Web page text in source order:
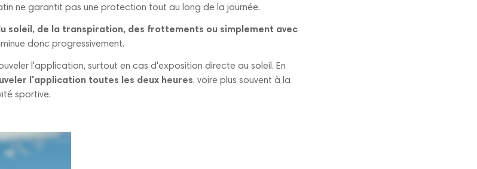
ne garantit pas une protection tout au long de la journée.
soleil, de la transpiration, des frottements ou simplement avec
donc progressivement.
l'application, surtout en cas d'exposition directe au soleil. En
l'application toutes les deux heures, voire plus souvent à la
sportive.